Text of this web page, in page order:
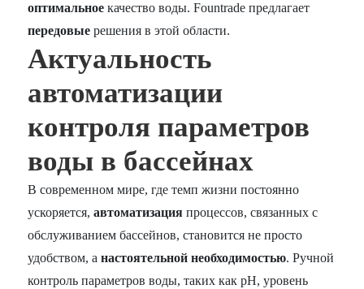
оптимальное качество воды. Fountrade предлагает
передовые решения в этой области.
Актуальность
автоматизации
контроля параметров
воды в бассейнах
В современном мире, где темп жизни постоянно
ускоряется,автоматизация процессов, связанных с
обслуживанием бассейнов, становится не просто
удобством, анастоятельной необходимостью. Ручной
контроль параметров воды, таких как pH, уровень